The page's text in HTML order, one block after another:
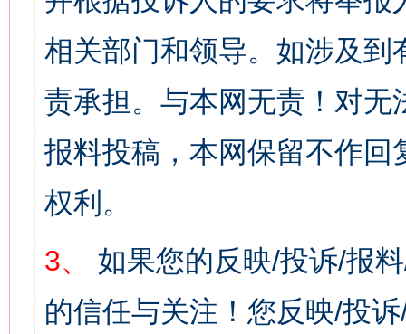
相关部门和领导。如涉及
责承担。与本网无责！对
报料投稿，本网保留不作
权利。
3、
如果您的反映/投诉/报
的信任与关注！您反映/投